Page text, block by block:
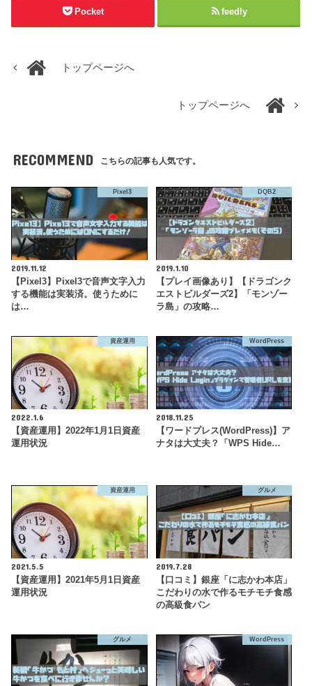
Pocket feedly
トップページへ
トップページへ
RECOMMEND こちらの記事も人気です。
Pixel3
2019.11.12
【Pixel3】Pixel3で音声文字入力
する機能は実装済。使うために
は…
DQB2
2019.1.10
【プレイ画像あり】【ドラゴンク
エストビルダーズ2】「モンゾー
ラ島」の攻略…
資産運用
2022.1.6
【資産運用】2022年1月1日資産
運用状況
WordPress
2018.11.25
【ワードプレス(WordPress)】ア
ナタは大丈夫？「WPS Hide…
資産運用
2021.5.5
【資産運用】2021年5月1日資産
運用状況
グルメ
2019.7.28
【口コミ】銀座「に志かわ本店」
こだわりの水で作るモチモチ食感
の高級食パン
グルメ WordPress